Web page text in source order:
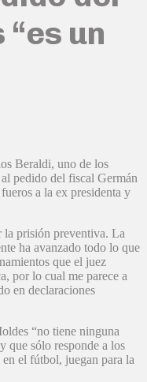
un
Beraldi, uno de los
pedido del fiscal Germán
a la ex presidenta y
la prisión preventiva. La
ha avanzado todo lo que
que el juez
por lo cual me parece a
en declaraciones
“no tiene ninguna
que sólo responde a los
en el fútbol, juegan para la